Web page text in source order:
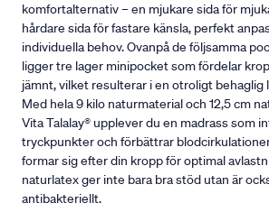
komfortalternativ – en mjukare sida för
hårdare sida för fastare känsla, perfekt
individuella behov. Ovanpå de följsamma
ligger tre lager minipocket som fördelar
jämnt, vilket resulterar i en otroligt behaglig
Med hela 9 kilo naturmaterial och 12,5 cm
Vita Talalay® upplever du en madrass som
tryckpunkter och förbättrar
formar sig efter din kropp för optimal
naturlatex ger inte bara bra stöd utan är
antibakteriellt.